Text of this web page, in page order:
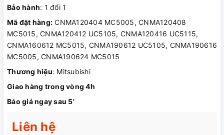
Bảo hành: 1 đổi 1
Mã đặt hàng: CNMA120404 MC5005, CNMA120408
MC5015, CNMA120412 UC5105, CNMA120416 UC5115,
CNMA160612 MC5015, CNMA190612 UC5105, CNMA190616
MC5005, CNMA190624 MC5015
Thương hiệu: Mitsubishi
Giao hàng trong vòng 4h
Báo giá ngay sau 5'
Liên hệ